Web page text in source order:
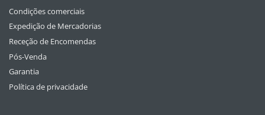
Condições comerciais
Expedição de Mercadorias
Receção de Encomendas
Pós-Venda
Garantia
Política de privacidade